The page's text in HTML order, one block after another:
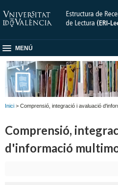
MENÚ
Inici > Comprensió, integració i avaluació
Comprensió,
d'informació